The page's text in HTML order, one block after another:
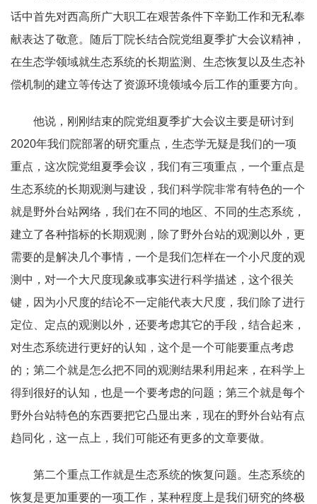
话中首先对西高所广大职工在艰苦条件下辛勤工作和无私奉
献表达了敬意。随后丁院长结合院党组夏季扩大会议精神，
在生态学领域就生态系统的长期监测、生态恢复以及生态补
偿机制的建立等传达了资源环境领域今后工作的重要方向。
他说，刚刚结束的院党组夏季扩大会议主要是研讨到
2020年我们院部署的研究重点，生态学无疑是我们的一项
重点，这次院党组夏季会议，我们有三项重点，一个重点是
生态系统的长期观测与建设，我们科学院非常有特色的一个
就是野外台站网络，我们在不同的地区、不同的生态系统，
建立了各种指标的长期观测，除了野外台站的观测以外，更
需要的是解决几个事情，一个是我们怎样在一个小尺度的观
测中，对一个大尺度现象或事实进行科学描述，这个很关
键，因为小尺度的结论不一定能代表大尺度，我们除了进行
定位、定点的观测以外，还要考虑其它的手段，结合起来，
对生态系统进行更好的认知，这个是一个可能要重点考虑
的；第二个就是怎么把不同的观测结果利用起来，在科学上
得到很好的认知，也是一个要考虑的问题；第三个就是每个
野外台站特色的东西要把它凸显出来，现在的野外台站有点
趋同化，这一点上，我们可能还有更多的文章要做。
第二个重点工作就是生态系统的恢复问题。生态系统的
恢复是更加重要的一项工作，某种程度上是我们研究的终极